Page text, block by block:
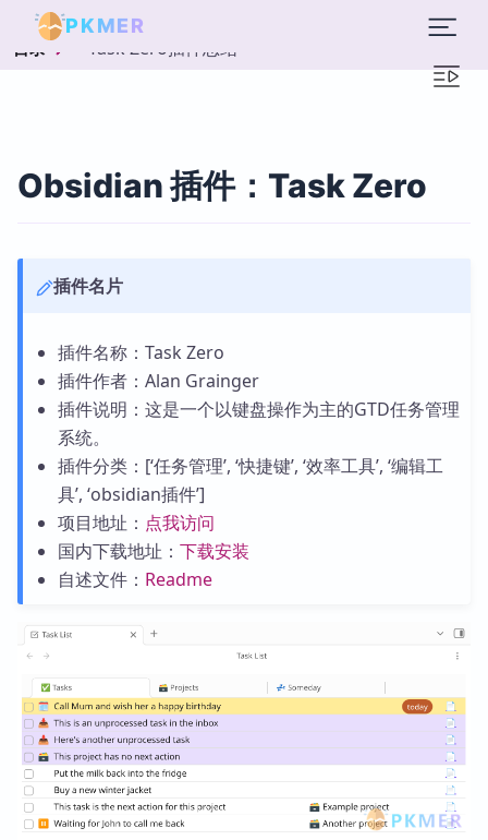
PKMER
目录 Task Zero插件总结
Obsidian 插件：Task Zero
插件名片
插件名称：Task Zero
插件作者：Alan Grainger
插件说明：这是一个以键盘操作为主的GTD任务管理
系统。
插件分类：[‘任务管理’, ‘快捷键’, ‘效率工具’, ‘编辑工
具’, ‘obsidian插件’]
项目地址： 点我访问
国内下载地址： 下载安装
自述文件： Readme